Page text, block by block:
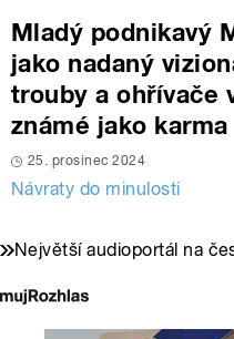
Mladý podnikavý
jako nadaný
trouby a ohřívače
známé jako karma
25. prosinec 2024
Návraty do minulosti
Největší audioportál na